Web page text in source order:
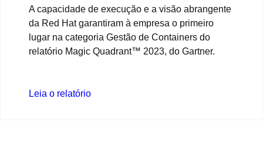
A capacidade de execução e a visão abrangente
da Red Hat garantiram à empresa o primeiro
lugar na categoria Gestão de Containers do
relatório Magic Quadrant™ 2023, do Gartner.
Leia o relatório